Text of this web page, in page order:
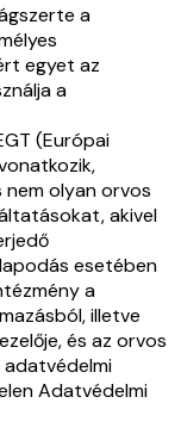
a
egyet az
a
(Európai
olyan orvos
akivel
esetében
a
illetve
és az orvos
Adatvédelmi